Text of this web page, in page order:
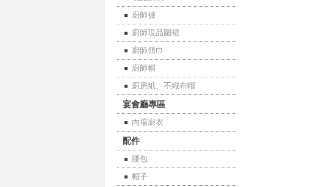
廚師褲
廚師現品圍裙
廚師領巾
廚師帽
廚房紙、不織布帽
宴會廳專區
內場廚衣
配件
腰包
帽子